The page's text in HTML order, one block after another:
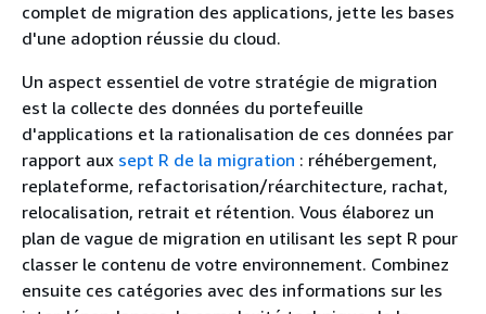
complet de migration des applications, jette les bases
d'une adoption réussie du cloud.
Un aspect essentiel de votre stratégie de migration
est la collecte des données du portefeuille
d'applications et la rationalisation de ces données par
rapport aux sept R de la migration : réhébergement,
replateforme, refactorisation/réarchitecture, rachat,
relocalisation, retrait et rétention. Vous élaborez un
plan de vague de migration en utilisant les sept R pour
classer le contenu de votre environnement. Combinez
ensuite ces catégories avec des informations sur les